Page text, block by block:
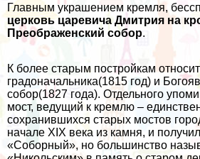
Главным украшением кремля,
церковь царевича Дмитрия на
Преображенский собор.
К более старым постройкам
градоначальника(1815 год) и
собор(1827 года). Отдельного
мост, ведущий к кремлю –
сохранившихся старых мостов
начале XIX века из камня, и
«Соборный», но большинство